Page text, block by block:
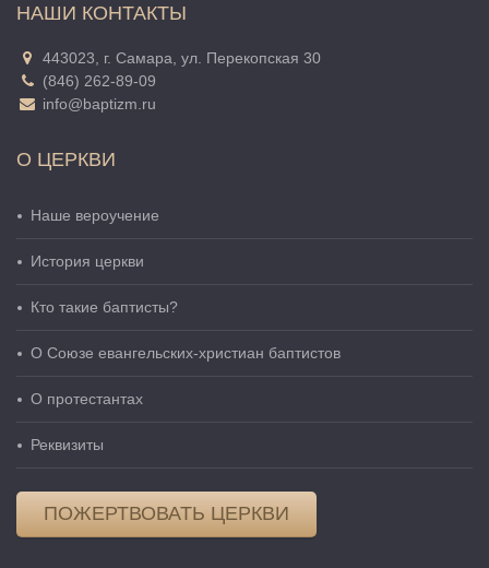
НАШИ КОНТАКТЫ
443023, г. Самара, ул. Перекопская 30
(846) 262-89-09
info@baptizm.ru
О ЦЕРКВИ
Наше вероучение
История церкви
Кто такие баптисты?
О Cоюзе евангельских-христиан баптистов
О протестантах
Реквизиты
ПОЖЕРТВОВАТЬ ЦЕРКВИ